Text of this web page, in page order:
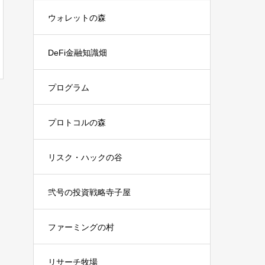
ウォレットの森
DeFi金融知識畑
プログラム
プロトコルの森
リスク・ハックの谷
弐号の投資戦略寺子屋
ファーミングの村
リサーチ牧場